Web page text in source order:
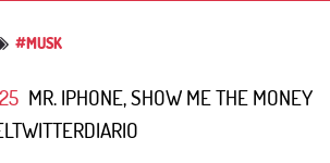
#MUSK
MR. IPHONE, SHOW ME THE MONEY